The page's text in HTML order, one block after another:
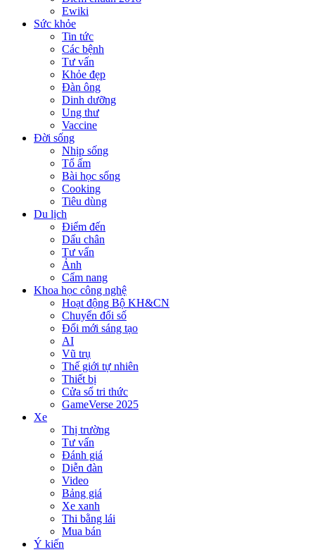
Ewiki
Sức khỏe
Tin tức
Các bệnh
Tư vấn
Khỏe đẹp
Đàn ông
Dinh dưỡng
Ung thư
Vaccine
Đời sống
Nhịp sống
Tổ ấm
Bài học sống
Cooking
Tiêu dùng
Du lịch
Điểm đến
Dấu chân
Tư vấn
Ảnh
Cẩm nang
Khoa học công nghệ
Hoạt động Bộ KH&CN
Chuyển đổi số
Đổi mới sáng tạo
AI
Vũ trụ
Thế giới tự nhiên
Thiết bị
Cửa sổ tri thức
GameVerse 2025
Xe
Thị trường
Tư vấn
Đánh giá
Diễn đàn
Video
Bảng giá
Xe xanh
Thi bằng lái
Mua bán
Ý kiến